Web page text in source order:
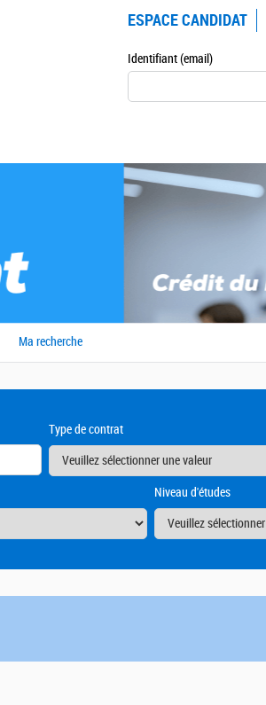
ESPACE CANDIDAT
Identifiant (email)
Ma recherche
Type de contrat
Niveau d'études